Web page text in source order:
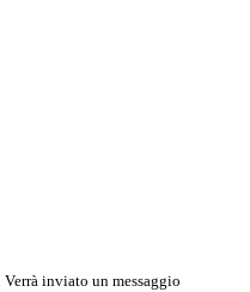
Verrà inviato un messaggio